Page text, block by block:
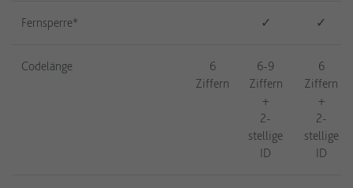
Fernsperre* ✓ ✓
Codelänge
6
Ziffern
6-9
Ziffern
+
2-
stellige
ID
6
Ziffern
+
2-
stellige
ID